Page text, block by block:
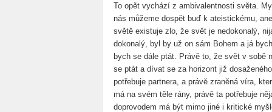
To opět vychází z ambivalentnosti světa.
nás můžeme dospět buď k ateistickému,
světě existuje zlo, že svět je nedokonalý,
dokonalý, byl by už on sám Bohem a já
bych se dále ptát. Právě to, že svět v sobě
se ptát a dívat se za horizont již
potřebuje partnera, a právě zraněná víra,
má na svém těle rány, právě ta potřebuje
doprovodem má být mimo jiné i kritické